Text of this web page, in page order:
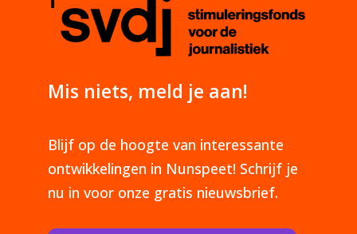
Mis niets, meld je aan!
Blijf op de hoogte van interessante
ontwikkelingen in Nunspeet! Schrijf je
nu in voor onze gratis nieuwsbrief.